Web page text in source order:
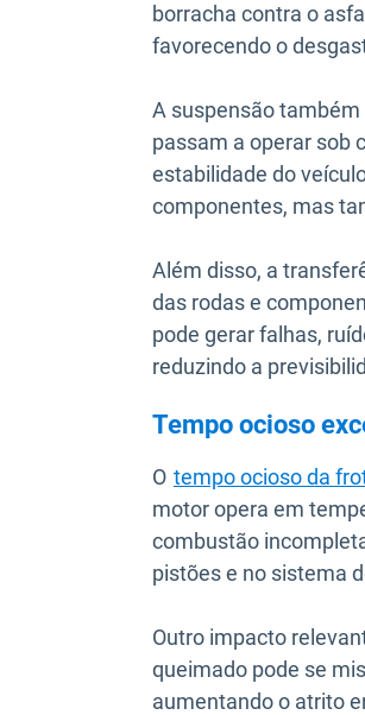
borracha contra o
favorecendo o
A suspensão
passam a operar sob
estabilidade do
componentes, mas
Além disso, a
das rodas e
pode gerar falhas,
reduzindo a
Tempo ocioso
O tempo ocioso da
motor opera em
combustão
pistões e no sistema
Outro impacto
queimado pode se
aumentando o atrito